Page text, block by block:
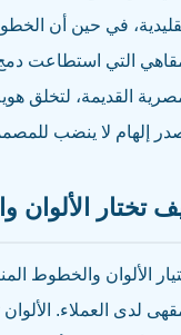
في حين أن
التي استطاعت دمج
القديمة، لتخلق
إلهام لا ينضب
تختار الألوان
الألوان والخطوط
لدى العملاء.